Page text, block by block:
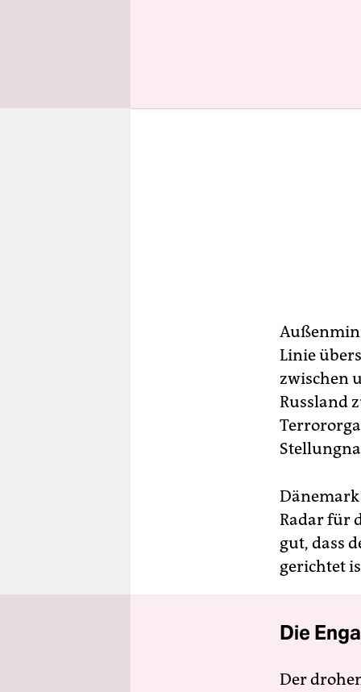
Linie
zwischen
Russland
Radar für
gut, dass
gerichtet
Die
Der